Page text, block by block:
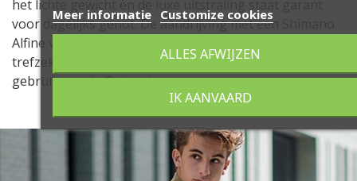
het lichte gewicht en de luxe uitstraling staat garant
voor dagelijks genot. De aandrijving met een Shimano
Alfine versnellingsnaaf met 8 versnellingen schakelt
trefzeker, en is onderhoudsarm en fluisterstil door
gebruik van de Gates riem.
Meer informatie Customize cookies
ALLES AFWIJZEN
IK AANVAARD